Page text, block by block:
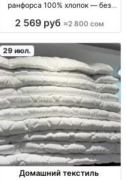
ранфорса 100% хлопок — без
Бишкек Постельное бельё
без катышков, без линьки, не
садится, сохраняет форму
2 569 руб ≈2 800 сом
29 июл.
Домашний текстиль